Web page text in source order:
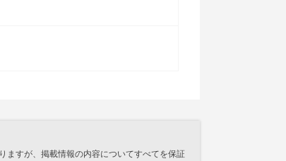
ますが、掲載情報の内容についてすべてを保証